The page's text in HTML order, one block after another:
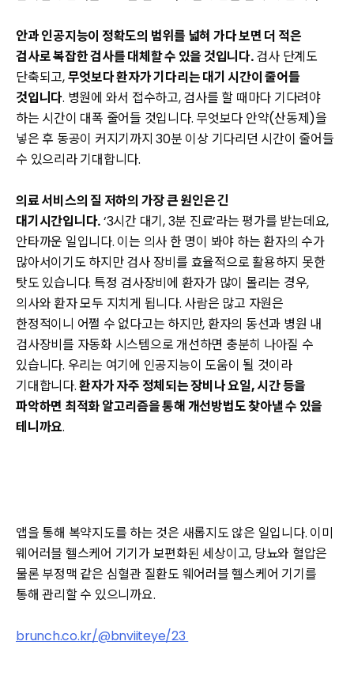
안과 인공지능이 정확도의 범위를 넓혀 가다 보면 더 적은
검사로 복잡한 검사를 대체할 수 있을 것입니다.검사 단계도
단축되고,무엇보다 환자가 기다리는 대기 시간이 줄어들
것입니다. 병원에 와서 접수하고, 검사를 할 때마다 기다려야
하는 시간이 대폭 줄어들 것입니다. 무엇보다 안약(산동제)을
넣은 후 동공이 커지기까지 30분 이상 기다리던 시간이 줄어들
수 있으리라 기대합니다.
의료 서비스의 질 저하의 가장 큰 원인은 긴
대기시간입니다.‘3시간 대기, 3분 진료’라는 평가를 받는데요,
안타까운 일입니다. 이는 의사 한 명이 봐야 하는 환자의 수가
많아서이기도 하지만 검사 장비를 효율적으로 활용하지 못한
탓도 있습니다. 특정 검사장비에 환자가 많이 몰리는 경우,
의사와 환자 모두 지치게 됩니다. 사람은 많고 자원은
한정적이니 어쩔 수 없다고는 하지만, 환자의 동선과 병원 내
검사장비를 자동화 시스템으로 개선하면 충분히 나아질 수
있습니다. 우리는 여기에 인공지능이 도움이 될 것이라
기대합니다.환자가 자주 정체되는 장비나 요일, 시간 등을
파악하면 최적화 알고리즘을 통해 개선방법도 찾아낼 수 있을
테니까요.
앱을 통해 복약지도를 하는 것은 새롭지도 않은 일입니다. 이미
웨어러블 헬스케어 기기가 보편화된 세상이고, 당뇨와 혈압은
물론 부정맥 같은 심혈관 질환도 웨어러블 헬스케어 기기를
통해 관리할 수 있으니까요.
brunch.co.kr/@bnviiteye/23